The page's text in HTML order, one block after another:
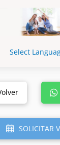
Select
SOLICITAR